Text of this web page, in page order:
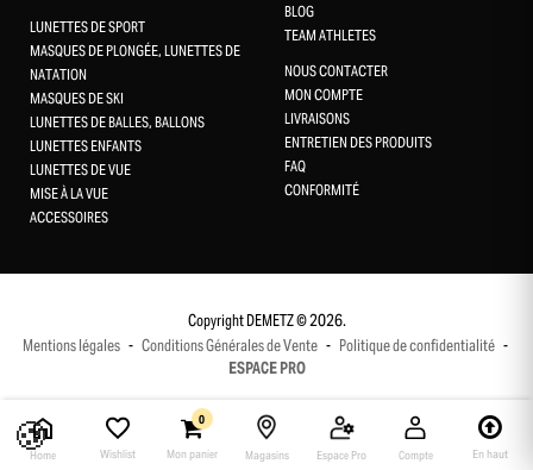
LUNETTES DE SPORT
MASQUES DE PLONGÉE, LUNETTES DE
NATATION
MASQUES DE SKI
LUNETTES DE BALLES, BALLONS
LUNETTES ENFANTS
LUNETTES DE VUE
MISE À LA VUE
ACCESSOIRES
BLOG
TEAM ATHLETES
NOUS CONTACTER
MON COMPTE
LIVRAISONS
ENTRETIEN DES PRODUITS
FAQ
CONFORMITÉ
Copyright DEMETZ © 2026.
Mentions légales - Conditions Générales de Vente - Politique de confidentialité -
ESPACE PRO
Home Wishlist Mon panier
0
Magasins Espace Pro Compte En haut
Gestion des cookies
Ce site utilise des cookies et vous donne le contrôle sur ceux que
Tout accepter
Tout refuser
Personnaliser
🍪